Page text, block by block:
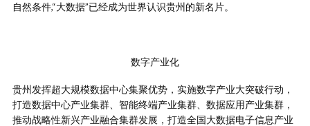
自然条件,“大数据”已经成为世界认识贵州的新名片。
数字产业化
贵州发挥超大规模数据中心集聚优势，实施数字产业大突破行动，
打造数据中心产业集群、智能终端产业集群、数据应用产业集群，
推动战略性新兴产业融合集群发展，打造全国大数据电子信息产业